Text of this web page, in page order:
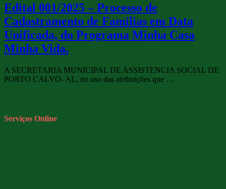
Edital 001/2025 – Processo de
Cadastramento de Familias em Data
Unificada, do Programa Minha Casa
Minha Vida.
A SECRETARIA MUNICIPAL DE ASSISTENCIA SOCIAL DE
PORTO CALVO- AL, no uso das atribuições que …
Serviços Online